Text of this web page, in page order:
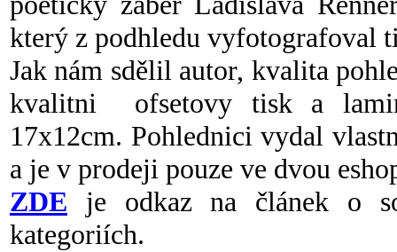
který z podhledu vyfotografoval
Jak nám sdělil autor, kvalita
kvalitni ofsetovy tisk a
17x12cm. Pohlednici vydal
a je v prodeji pouze ve dvou
ZDE
je odkaz na článek o
kategoriích.